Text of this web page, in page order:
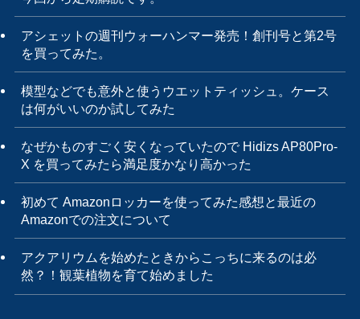
アシェットの週刊ウォーハンマー発売！創刊号と第2号
を買ってみた。
模型などでも意外と使うウエットティッシュ。ケース
は何がいいのか試してみた
なぜかものすごく安くなっていたので Hidizs AP80Pro-
X を買ってみたら満足度かなり高かった
初めて Amazonロッカーを使ってみた感想と最近の
Amazonでの注文について
アクアリウムを始めたときからこっちに来るのは必
然？！観葉植物を育て始めました